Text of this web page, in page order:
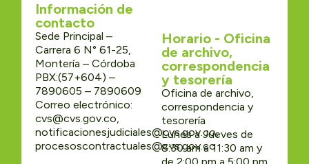
Información de
contacto
Sede Principal –
Carrera 6 N° 61-25,
Montería – Córdoba
PBX:(57+604) –
7890605 – 7890609
Correo electrónico:
cvs@cvs.gov.co,
notificacionesjudiciales@cvs.gov.co,
procesoscontractuales@cvs.gov.co
Horario - Oficina
de archivo,
correspondencia
y tesorería
Oficina de archivo,
correspondencia y
tesorería
Lunes a Jueves de
8:30 am a 11:30 am y